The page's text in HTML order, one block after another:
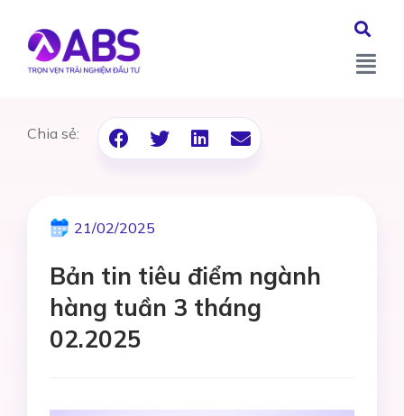
Chia sẻ:
21/02/2025
Bản tin tiêu điểm ngành
hàng tuần 3 tháng
02.2025